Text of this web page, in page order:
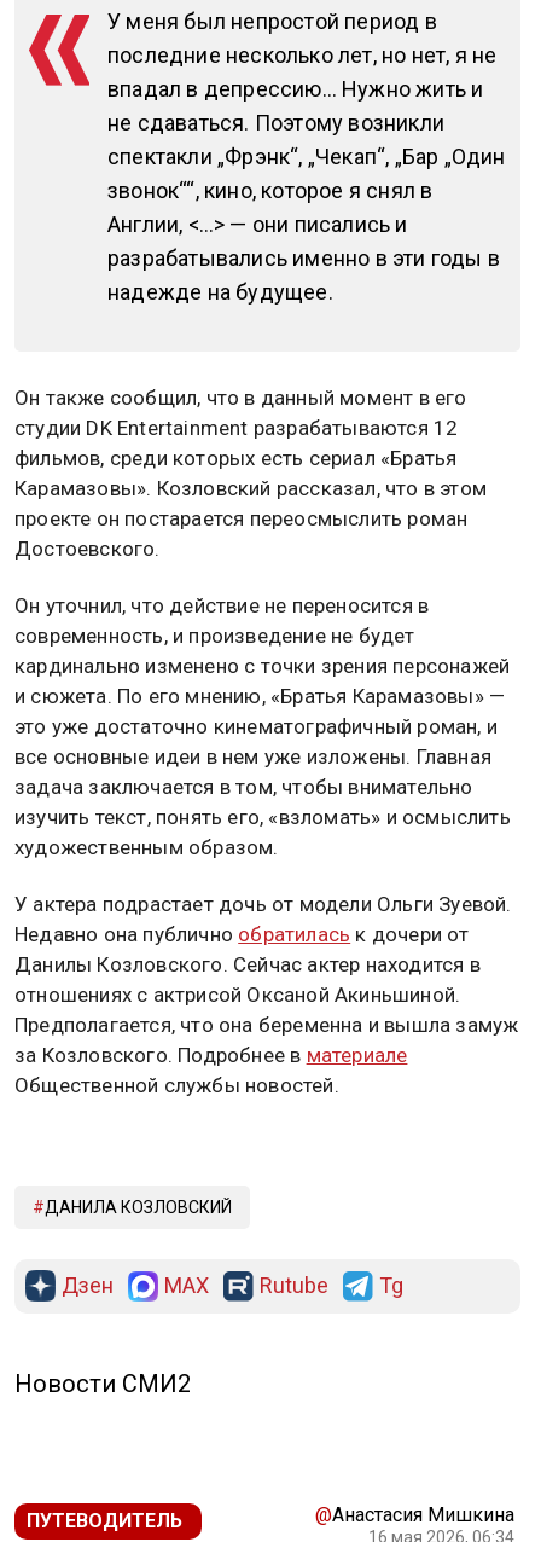
У меня был непростой период в
последние несколько лет, но нет, я не
впадал в депрессию… Нужно жить и
не сдаваться. Поэтому возникли
спектакли „Фрэнк“, „Чекап“, „Бар „Один
звонок““, кино, которое я снял в
Англии, <…> — они писались и
разрабатывались именно в эти годы в
надежде на будущее.
Он также сообщил, что в данный момент в его
студии DK Entertainment разрабатываются 12
фильмов, среди которых есть сериал «Братья
Карамазовы». Козловский рассказал, что в этом
проекте он постарается переосмыслить роман
Достоевского.
Он уточнил, что действие не переносится в
современность, и произведение не будет
кардинально изменено с точки зрения персонажей
и сюжета. По его мнению, «Братья Карамазовы» —
это уже достаточно кинематографичный роман, и
все основные идеи в нем уже изложены. Главная
задача заключается в том, чтобы внимательно
изучить текст, понять его, «взломать» и осмыслить
художественным образом.
У актера подрастает дочь от модели Ольги Зуевой.
Недавно она публично обратилась к дочери от
Данилы Козловского. Сейчас актер находится в
отношениях с актрисой Оксаной Акиньшиной.
Предполагается, что она беременна и вышла замуж
за Козловского. Подробнее в материале
Общественной службы новостей.
ДАНИЛА КОЗЛОВСКИЙ
Дзен MAX Rutube Tg
Новости СМИ2
ПУТЕВОДИТЕЛЬ @Анастасия Мишкина
16 мая 2026, 06:34